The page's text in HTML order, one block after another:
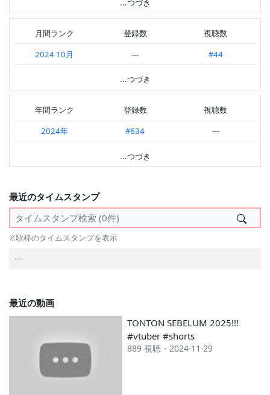
2024.09 第4週
#605
---
2024.09 第3週
#359
---
2024.09 第2週
#422
2024.08 第4週
#223
#543
2024.08 第3週
#562
#892
2024.07 第1週
#856
---
2024.06 第5週
#729
---
2024.06 第3週
#440
---
2024.06 第2週
#368
---
...つづき
月間ランク 登録数
視聴数
2024 10月
---
#44
#802
2024 8月
#566
#747
2024 6月
#488
---
2024 5月
#132
2024 2月
2024 1月
2023 7月
2022 8月
---
...つづき
年間ランク 登録数
視聴数
2024年
#634
---
#548
...つづき
最近のタイムスタンプ
※歌枠のタイムスタンプを表示
---
最近の動画
TONTON SEBELUM 2025!!!
#vtuber #shorts
889 視聴・2024-11-29